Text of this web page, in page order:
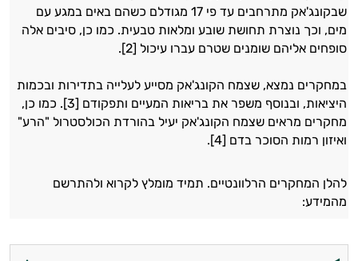
שבקונג'אק מתרחבים עד פי 17 מגודלם כשהם באים במגע עם
מים, וכך נוצרת תחושת שובע ומלאות טבעית. כמו כן, סיבים אלה
סופחים אליהם שומנים שטרם עברו עיכול [2].
במחקרים נמצא, שצמח הקונג'אק מסייע לעלייה בתדירות ובכמות
היציאות, ובנוסף משפר את בריאות המעיים ותפקודם [3]. כמו כן,
מחקרים מראים שצמח הקונג'אק יעיל בהורדת הכולסטרול "הרע"
ואיזון רמות הסוכר בדם [4].
להלן המחקרים הרלוונטיים. תמיד מומלץ לקרוא ולהתרשם
מהמידע: